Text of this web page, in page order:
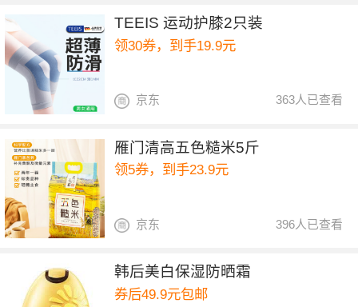
TEEIS 运动护膝2只装
领30券，到手19.9元
363人已查看
京东
雁门清高五色糙米5斤
领5券，到手23.9元
396人已查看
京东
韩后美白保湿防晒霜
券后49.9元包邮